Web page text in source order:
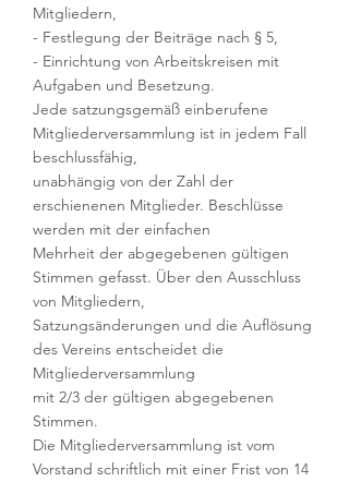
Mitgliedern,
- Festlegung der Beiträge nach § 5,
- Einrichtung von Arbeitskreisen mit
Aufgaben und Besetzung.
Jede satzungsgemäß einberufene
Mitgliederversammlung ist in jedem Fall
beschlussfähig,
unabhängig von der Zahl der
erschienenen Mitglieder. Beschlüsse
werden mit der einfachen
Mehrheit der abgegebenen gültigen
Stimmen gefasst. Über den Ausschluss
von Mitgliedern,
Satzungsänderungen und die Auflösung
des Vereins entscheidet die
Mitgliederversammlung
mit 2/3 der gültigen abgegebenen
Stimmen.
Die Mitgliederversammlung ist vom
Vorstand schriftlich mit einer Frist von 14